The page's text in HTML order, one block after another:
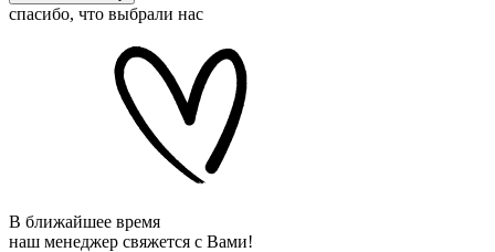
спасибо, что выбрали нас
В ближайшее время
наш менеджер свяжется с Вами!